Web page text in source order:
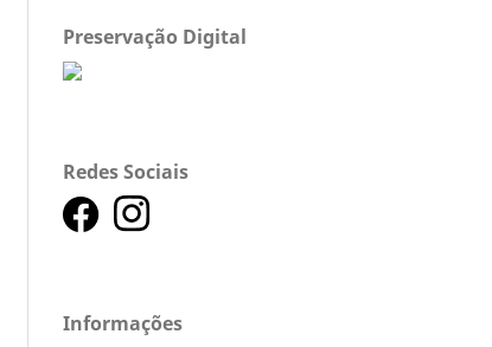
Preservação Digital
Redes Sociais
Informações